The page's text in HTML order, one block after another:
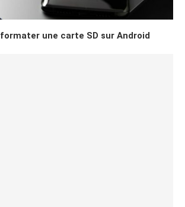
une carte SD sur Android